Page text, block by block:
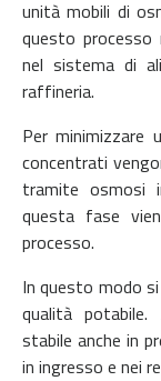
unità mobili di
questo
nel sistema di
raffineria.
Per minimizzare
concentrati
tramite osmosi
questa fase
processo.
In questo modo
qualità
stabile anche in
in ingresso e nei